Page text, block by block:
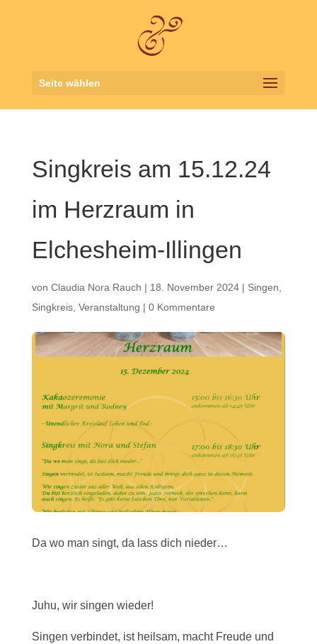
Seite wählen
Singkreis am 15.12.24
im Herzraum in
Elchesheim-Illingen
von Claudia Nora Rauch | 18. November 2024| Singen
Singkreis, Veranstaltung | 0 Kommentare
Da wo man singt, da lass dich nieder…
Juhu, wir singen wieder!
Singen verbindet, ist heilsam, macht Freude und